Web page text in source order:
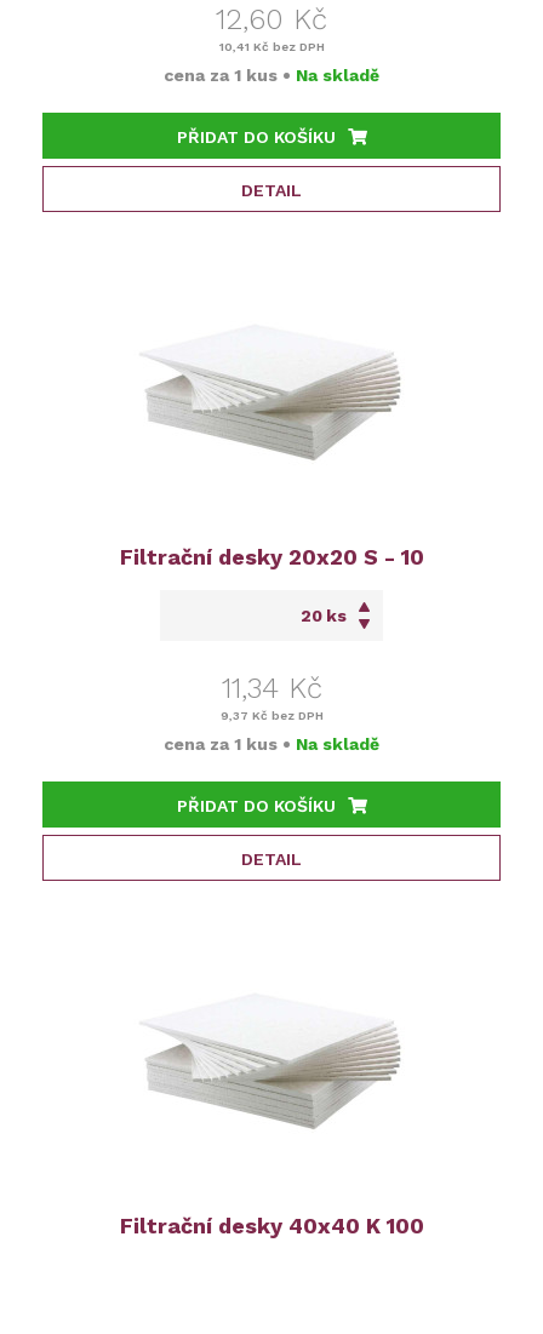
12,60 Kč
10,41 Kč bez DPH
cena za 1 kus • Na skladě
PŘIDAT DO KOŠÍKU
DETAIL
Filtrační desky 20x20 S - 10
ks
11,34 Kč
9,37 Kč bez DPH
cena za 1 kus • Na skladě
PŘIDAT DO KOŠÍKU
DETAIL
Filtrační desky 40x40 K 100